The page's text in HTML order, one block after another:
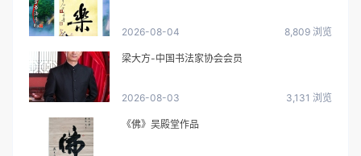
2026-08-04 8,809 浏览
梁大方-中国书法家协会会员
2026-08-03 3,131 浏览
《佛》吴殿堂作品